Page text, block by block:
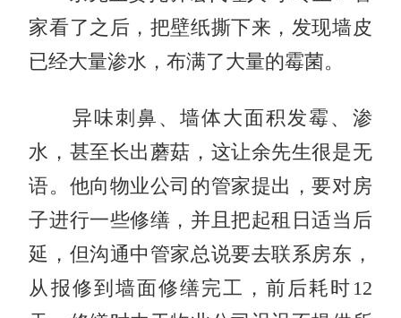
家看了之后，把壁纸撕下来，发现墙皮
已经大量渗水，布满了大量的霉菌。
异味刺鼻、墙体大面积发霉、渗
水，甚至长出蘑菇，这让余先生很是无
语。他向物业公司的管家提出，要对房
子进行一些修缮，并且把起租日适当后
延，但沟通中管家总说要去联系房东，
从报修到墙面修缮完工，前后耗时12